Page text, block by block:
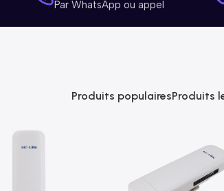
Par WhatsApp ou appel
Produits populairesProduits